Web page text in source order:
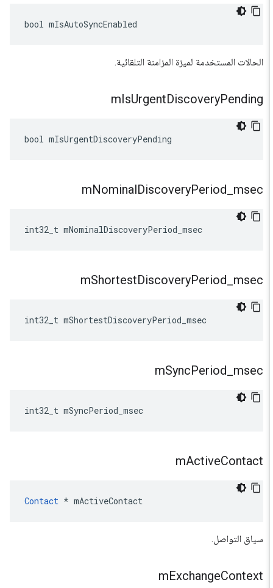
bool mIsAutoSyncEnabled
الحالات المستخدمة لميزة المزامنة التلقائية.
mIsUrgentDiscoveryPending
bool mIsUrgentDiscoveryPending
mNominalDiscoveryPeriod _msec
int32_t mNominalDiscoveryPeriod_msec
mShortestDiscoveryPeriod _msec
int32_t mShortestDiscoveryPeriod_msec
mSyncPeriod _msec
int32_t mSyncPeriod_msec
mActiveContact
Contact mActiveContact
سياق التواصل.
mExchangeContext